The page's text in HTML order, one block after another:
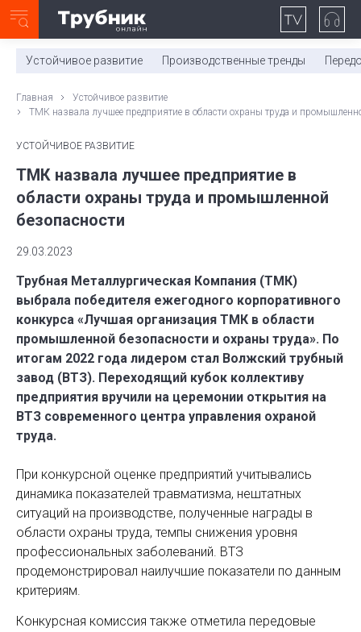
0:00/ 11:03
Устойчивое развитие Производственные тренды
Главная
Устойчивое развитие
ТМК назвала лучшее предприятие в области охраны труда и
УСТОЙЧИВОЕ РАЗВИТИЕ
ТМК назвала лучшее предприятие в
области охраны труда и промышленной
безопасности
29.03.2023
Трубная Металлургическая Компания (ТМК)
выбрала победителя ежегодного корпоративного
конкурса «Лучшая организация ТМК в области
промышленной безопасности и охраны труда». По
итогам 2022 года лидером стал Волжский трубный
завод (ВТЗ). Переходящий кубок коллективу
предприятия вручили на церемонии открытия на
ВТЗ современного центра управления охраной
труда.
При конкурсной оценке предприятий учитывались
динамика показателей травматизма, нештатных
ситуаций на производстве, полученные награды в
области охраны труда, темпы снижения уровня
профессиональных заболеваний. ВТЗ
продемонстрировал наилучшие показатели по данным
критериям.
Конкурсная комиссия также отметила передовые